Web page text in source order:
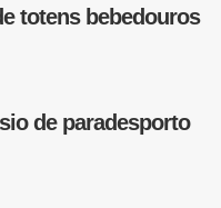
totens bebedouros
de paradesporto